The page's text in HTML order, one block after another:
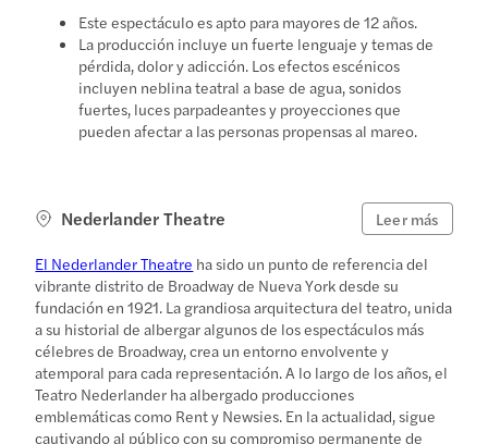
Este espectáculo es apto para mayores de 12 años.
La producción incluye un fuerte lenguaje y temas de
pérdida, dolor y adicción. Los efectos escénicos
incluyen neblina teatral a base de agua, sonidos
fuertes, luces parpadeantes y proyecciones que
pueden afectar a las personas propensas al mareo.
Nederlander Theatre Leer más
El Nederlander Theatre ha sido un punto de referencia del
vibrante distrito de Broadway de Nueva York desde su
fundación en 1921. La grandiosa arquitectura del teatro, unida
a su historial de albergar algunos de los espectáculos más
célebres de Broadway, crea un entorno envolvente y
atemporal para cada representación. A lo largo de los años, el
Teatro Nederlander ha albergado producciones
emblemáticas como Rent y Newsies. En la actualidad, sigue
cautivando al público con su compromiso permanente de